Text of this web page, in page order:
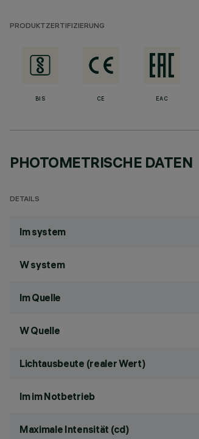
PRODUKTZERTIFIZIERUNG
BIS CE EAC
PHOTOMETRISCHE DATEN
DETAILS
lm system
W system
lm Quelle
W Quelle
Lichtausbeute (realer Wert)
lm im Notbetrieb
Maximale Intensität (cd)